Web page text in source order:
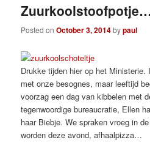
Zuurkoolstoofpotje…
Posted onOctober 3, 2014bypaul
Drukke tijden hier op het
met onze besognes, maar leeftijd
voorzag een dag van kibbelen met
tegenwoordige bureaucratie, Ellen
haar Biebje. We spraken vroeg in
worden deze avond, afhaalpizza…